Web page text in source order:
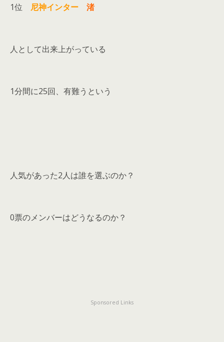
1位 尼神インター 渚
人として出来上がっている
1分間に25回、有難うという
人気があった2人は誰を選ぶのか？
0票のメンバーはどうなるのか？
Sponsored Links